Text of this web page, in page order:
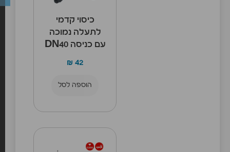
כיסוי קדמי
לתעלה נמוכה
עם כניסה DN40
₪ 42
הוספה לסל